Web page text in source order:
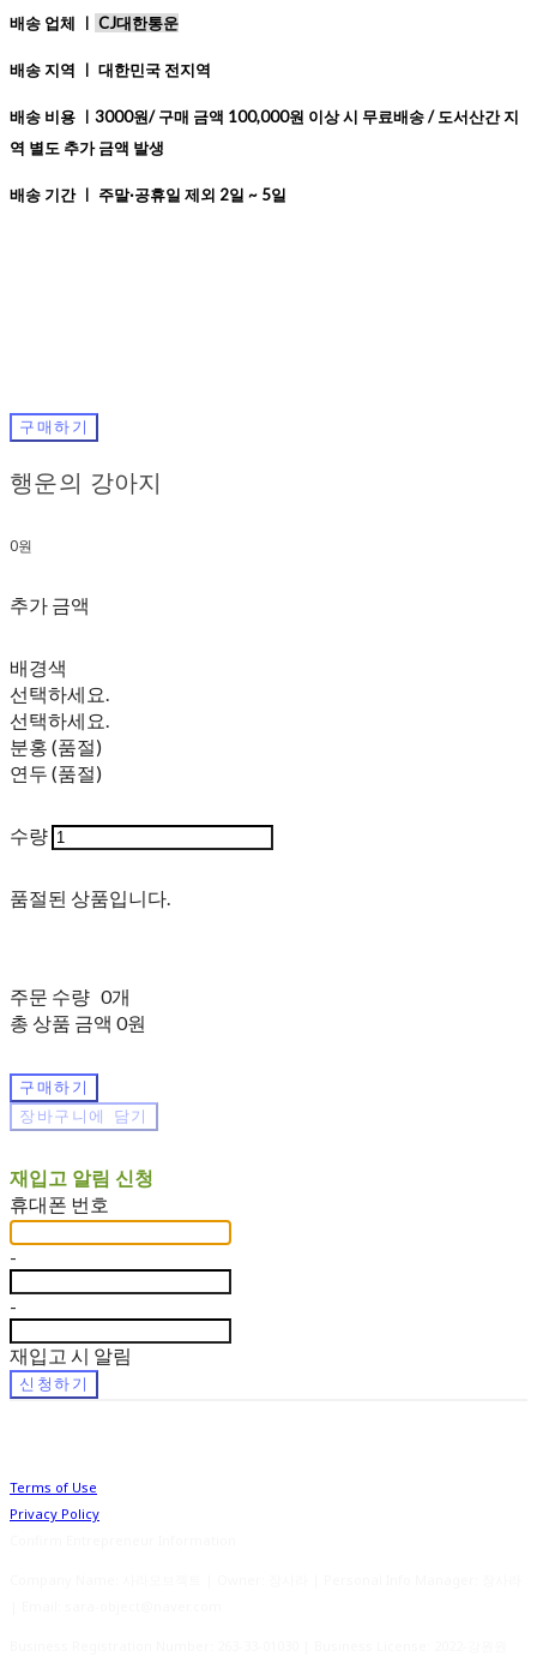
배송 업체 ㅣ CJ대한통운
배송 지역 ㅣ 대한민국 전지역
배송 비용 ㅣ3000원/ 구매 금액 100,000원 이상 시 무료배송 / 도서산간 지
역 별도 추가 금액 발생
배송 기간 ㅣ 주말·공휴일 제외 2일 ~ 5일
구매하기
행운의 강아지
0원
추가 금액
배경색
선택하세요.
선택하세요.
분홍 (품절)
연두 (품절)
수량
품절된 상품입니다.
주문 수량 0개
총 상품 금액 0원
구매하기
장바구니에 담기
재입고 알림 신청
휴대폰 번호
-
-
재입고 시 알림
신청하기
Terms of Use
Privacy Policy